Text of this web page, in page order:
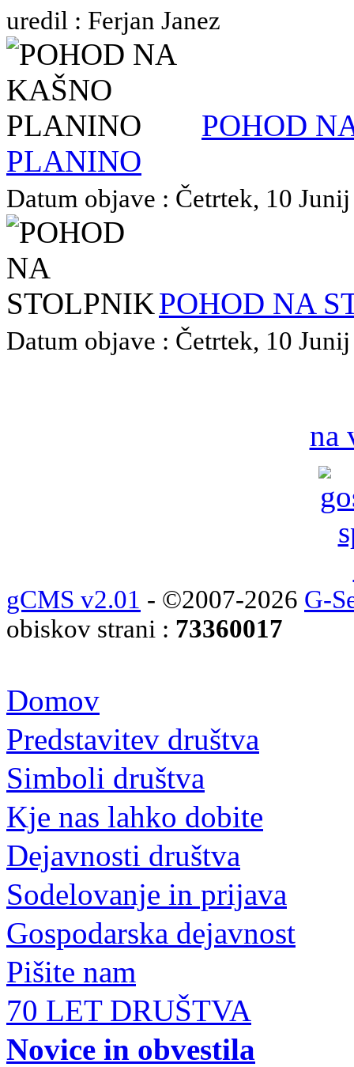
uredil : Ferjan Janez
POHOD
PLANINO
Datum objave : Četrtek, 10
POHOD NA
Datum objave : Četrtek, 10
na
gCMS v2.01 - ©2007-2026 G-
obiskov strani : 73360017
Domov
Predstavitev društva
Simboli društva
Kje nas lahko dobite
Dejavnosti društva
Sodelovanje in prijava
Gospodarska dejavnost
Pišite nam
70 LET DRUŠTVA
Novice in obvestila